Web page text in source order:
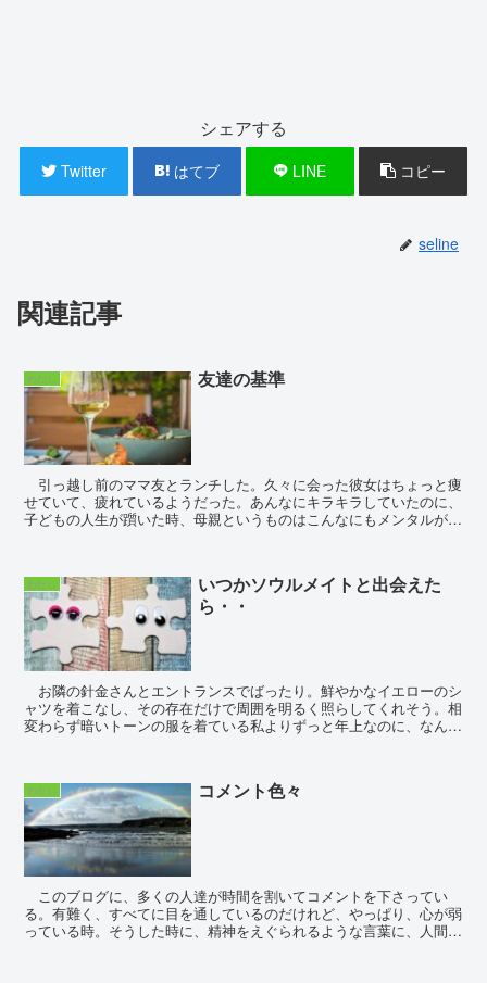
シェアする
Twitter はてブ LINE コピー
seline
関連記事
わたし 友達の基準
引っ越し前のママ友とランチした。久々に会った彼女はちょっと痩
せていて、疲れているようだった。あんなにキラキラしていたのに、
子どもの人生が躓いた時、母親というものはこんなにもメンタルが表
わたし
いつかソウルメイトと出会えた
ら・・
お隣の針金さんとエントランスでばったり。鮮やかなイエローのシ
ャツを着こなし、その存在だけで周囲を明るく照らしてくれそう。相
変わらず暗いトーンの服を着ている私よりずっと年上なのに、なんて
わたし コメント色々
このブログに、多くの人達が時間を割いてコメントを下さってい
る。有難く、すべてに目を通しているのだけれど、やっぱり、心が弱
っている時。そうした時に、精神をえぐられるような言葉に、人間っ